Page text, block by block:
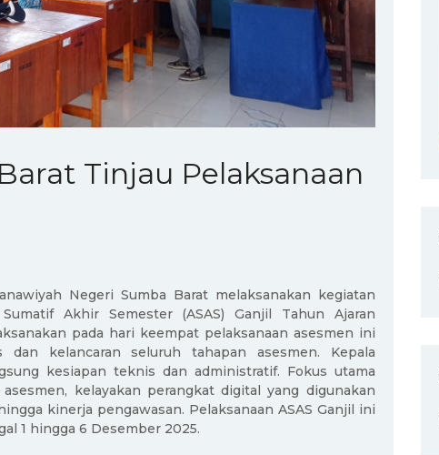
Tinjau Pelaksanaan
Negeri Sumba Barat melaksanakan kegiatan
Akhir Semester (ASAS) Ganjil Tahun Ajaran
pada hari keempat pelaksanaan asesmen ini
kelancaran seluruh tahapan asesmen. Kepala
kesiapan teknis dan administratif. Fokus utama
kelayakan perangkat digital yang digunakan
kinerja pengawasan. Pelaksanaan ASAS Ganjil ini
1 hingga 6 Desember 2025.